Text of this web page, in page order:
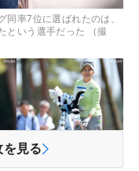
同率7位に選ばれたのは、
という選手だった （撮
を見る